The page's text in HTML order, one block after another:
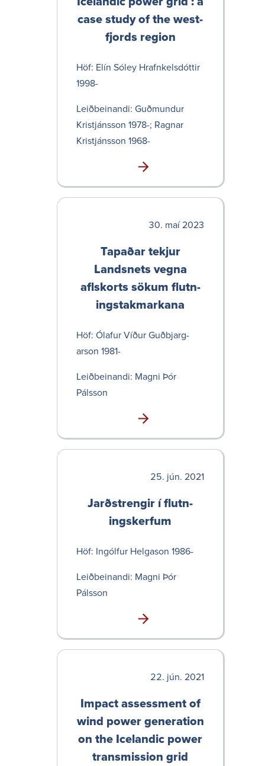
case study of the west­
fjords region
Höf: Elín Sóley Hrafn­kels­dóttir
1998-
Leið­bein­andi: Guðmundur
Kristjánsson 1978-; Ragnar
Kristjánsson 1968-
maí 2023
Tapaðar tekjur
Landsnets vegna
aflskorts sökum flutn­
ingstak­markana
Höf: Ólafur Víður Guðbjarg­
arson 1981-
Leið­bein­andi: Magni Þór
Pálsson
jún. 2021
Jarð­strengir í flutn­
ings­kerfum
Höf: Ingólfur Helgason 1986-
Leið­bein­andi: Magni Þór
Pálsson
jún. 2021
Impact assess­ment of
wind power generation
on the Icelandic power
transmission grid